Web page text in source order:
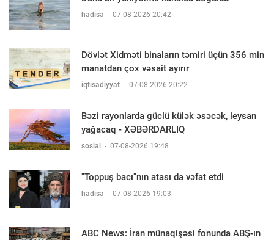
hadisə - 07-08-2026 20:42
Dövlət Xidməti binaların təmiri üçün 356 min
manatdan çox vəsait ayırır
iqtisadiyyat - 07-08-2026 20:22
Bəzi rayonlarda güclü külək əsəcək, leysan
yağacaq - XƏBƏRDARLIQ
sosial - 07-08-2026 19:48
"Toppuş bacı"nın atası da vəfat etdi
hadisə - 07-08-2026 19:03
ABC News: İran münaqişəsi fonunda ABŞ-ın